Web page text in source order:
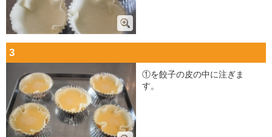
3
①を餃子の皮の中に注ぎま
す。